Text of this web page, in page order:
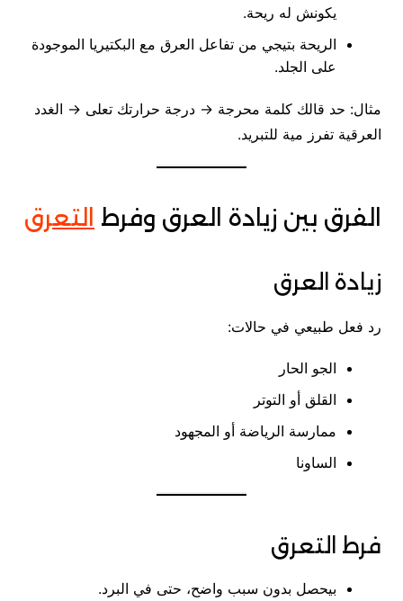
يكونش له ريحة.
الريحة بتيجي من تفاعل العرق مع البكتيريا الموجودة
على الجلد.
مثال: حد قالك كلمة محرجة → درجة حرارتك تعلى → الغدد
العرقية تفرز مية للتبريد.
الفرق بين زيادة العرق وفرط التعرق
زيادة العرق
رد فعل طبيعي في حالات:
الجو الحار
القلق أو التوتر
ممارسة الرياضة أو المجهود
الساونا
فرط التعرق
بيحصل بدون سبب واضح، حتى في البرد.